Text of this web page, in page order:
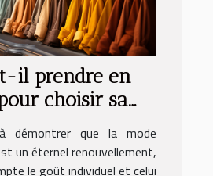
il prendre en
choisir sa
?
démontrer que la mode
un éternel renouvellement,
le goût individuel et celui